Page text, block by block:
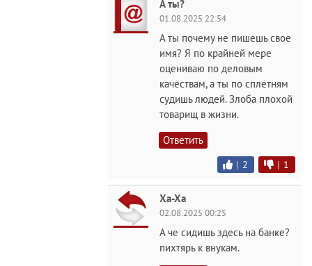
А ты?
01.08.2025 22:54
А ты почему не пишешь свое
имя? Я по крайней мере
оцениваю по деловым
качествам, а ты по сплетням
судишь людей. Злоба плохой
товарищ в жизни.
Ответить
| 2 | 1
Ха-Ха
02.08.2025 00:25
А че сидишь здесь на банке?
пихтярь к внукам.